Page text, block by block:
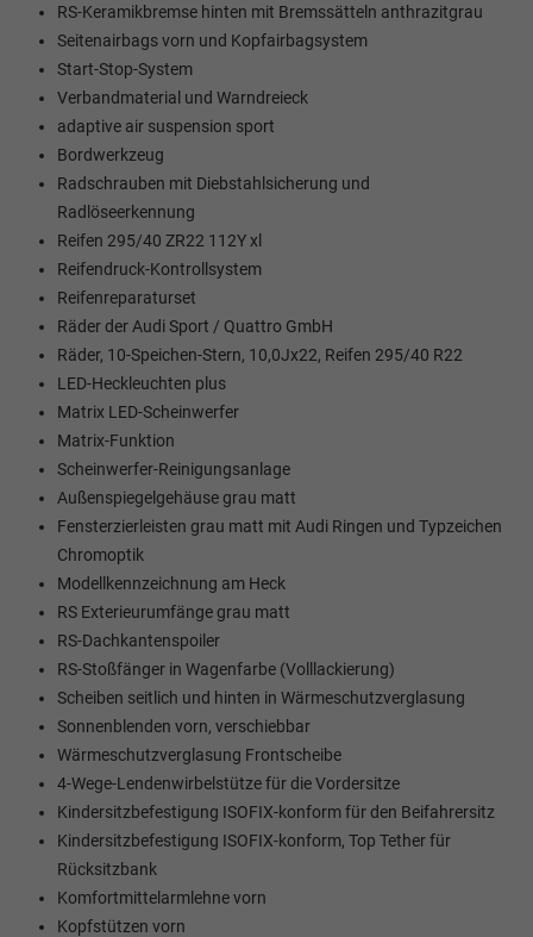
RS-Keramikbremse hinten mit Bremssätteln anthrazitgrau
Seitenairbags vorn und Kopfairbagsystem
Start-Stop-System
Verbandmaterial und Warndreieck
adaptive air suspension sport
Bordwerkzeug
Radschrauben mit Diebstahlsicherung und
Radlöseerkennung
Reifen 295/40 ZR22 112Y xl
Reifendruck-Kontrollsystem
Reifenreparaturset
Räder der Audi Sport / Quattro GmbH
Räder, 10-Speichen-Stern, 10,0Jx22, Reifen 295/40 R22
LED-Heckleuchten plus
Matrix LED-Scheinwerfer
Matrix-Funktion
Scheinwerfer-Reinigungsanlage
Außenspiegelgehäuse grau matt
Fensterzierleisten grau matt mit Audi Ringen und Typzeichen
Chromoptik
Modellkennzeichnung am Heck
RS Exterieurumfänge grau matt
RS-Dachkantenspoiler
RS-Stoßfänger in Wagenfarbe (Volllackierung)
Scheiben seitlich und hinten in Wärmeschutzverglasung
Sonnenblenden vorn, verschiebbar
Wärmeschutzverglasung Frontscheibe
4-Wege-Lendenwirbelstütze für die Vordersitze
Kindersitzbefestigung ISOFIX-konform für den Beifahrersitz
Kindersitzbefestigung ISOFIX-konform, Top Tether für
Rücksitzbank
Komfortmittelarmlehne vorn
Kopfstützen vorn